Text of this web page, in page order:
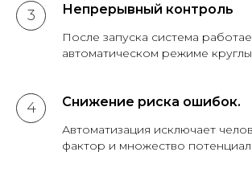
Непрерывный контроль
После запуска система
автоматическом режиме
Снижение риска ошибок.
Автоматизация исключает
фактор и множество